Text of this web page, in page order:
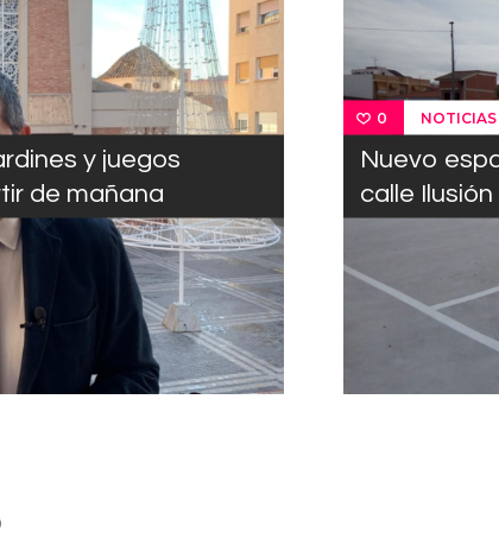
y juegos
de mañana
0 NOTICIAS
Nuevo
calle